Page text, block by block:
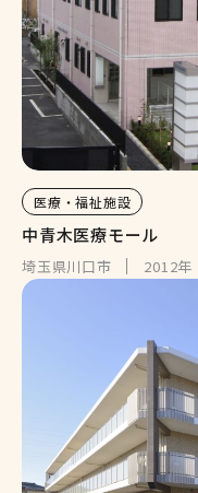
医療・福祉施設
中青木医療モール
埼玉県川口市 2012年